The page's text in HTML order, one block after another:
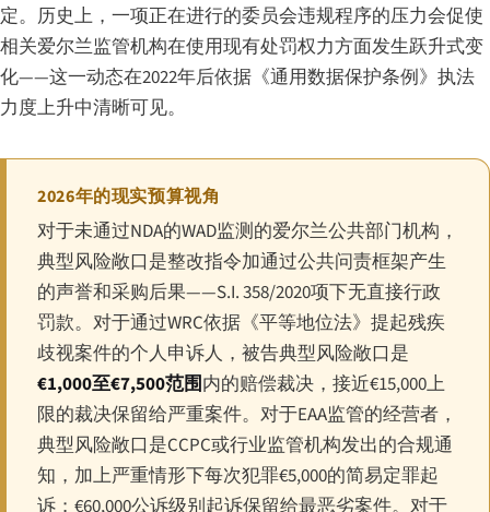
定。历史上，一项正在进行的委员会违规程序的压力会促使
相关爱尔兰监管机构在使用现有处罚权力方面发生跃升式变
化——这一动态在2022年后依据《通用数据保护条例》执法
力度上升中清晰可见。
2026年的现实预算视角
对于未通过NDA的WAD监测的爱尔兰公共部门机构，
典型风险敞口是整改指令加通过公共问责框架产生
的声誉和采购后果——S.I. 358/2020项下无直接行政
罚款。对于通过WRC依据《平等地位法》提起残疾
歧视案件的个人申诉人，被告典型风险敞口是
€1,000至€7,500范围内的赔偿裁决，接近€15,000上
限的裁决保留给严重案件。对于EAA监管的经营者，
典型风险敞口是CCPC或行业监管机构发出的合规通
知，加上严重情形下每次犯罪€5,000的简易定罪起
诉；€60,000公诉级别起诉保留给最恶劣案件。对于